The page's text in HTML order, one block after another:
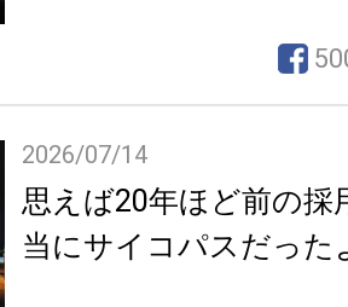
2026/07/14
思えば20年ほど前の採
当にサイコパスだった